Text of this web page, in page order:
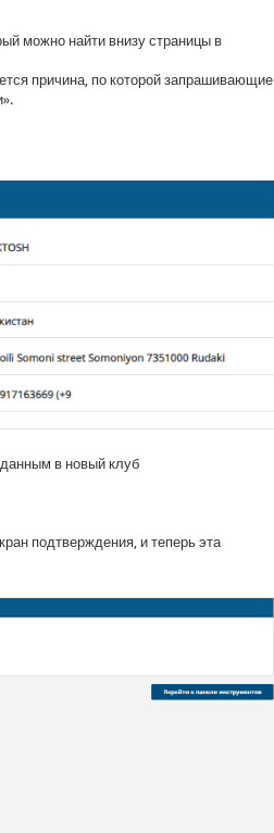
можно найти внизу страницы в
причина, по которой запрашивающие
в новый клуб
подтверждения, и теперь эта